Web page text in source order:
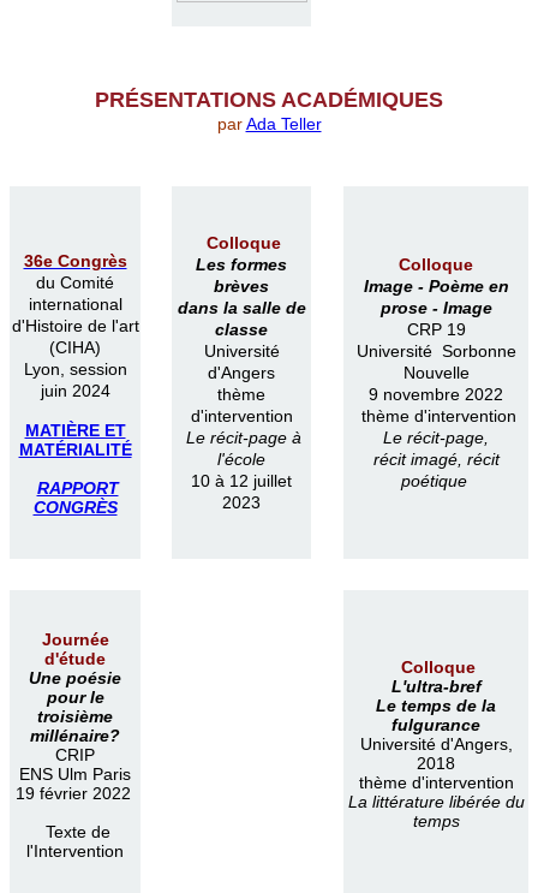
PRÉSENTATIONS ACADÉMIQUES
parAda Teller
36e Congrès
du Comité
international
d'Histoire de l'art
(CIHA)
Lyon, session
juin 2024
MATIÈRE ET
MATÉRIALITÉ
RAPPORT
CONGRÈS
Colloque
Les formes
brèves
dans la salle de
classe
Université
d'Angers
thème
d'intervention
Le récit-page à
l'école
10 à 12 juillet
2023
Colloque
Image - Poème en
prose - Image
CRP 19
Université Sorbonne
Nouvelle
9 novembre 2022
thème d'intervention
Le récit-page,
récit imagé, récit
poétique
Journée
d'étude
Une poésie
pour le
troisième
millénaire?
CRIP
ENS Ulm Paris
19 février 2022
Texte de
l'Intervention
Colloque
L'ultra-bref
Le temps de la
fulgurance
Université d'Angers,
2018
thème d'intervention
La littérature libérée du
temps